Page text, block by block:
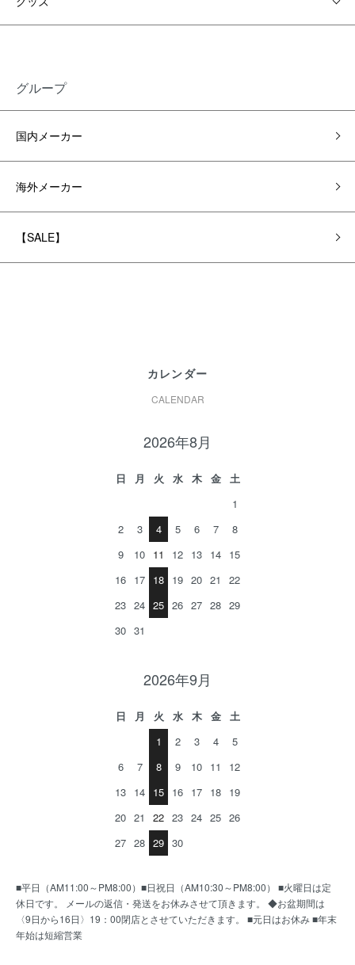
グループ
国内メーカー
海外メーカー
【SALE】
カレンダー
CALENDAR
2026年8月
日 月 火 水 木 金
土
1
2
3 4 5 6 7
8
9
10 11 12 13 14 15
16 17 18 19 20 21
22
23 24 25 26 27 28 29
30 31
2026年9月
日 月 火 水 木 金
土
1
2 3 4
5
6
7 8 9 10 11
12
13 14 15 16 17 18 19
20 21 22 23 24 25 26
27 28 29 30
■平日（AM11:00～PM8:00）■日祝日（AM10:30～PM8:00） ■火曜日は定
休日です。 メールの返信・発送をお休みさせて頂きます。 ◆お盆期間は
〈9日から16日〉19：00閉店とさせていただきます。 ■元日はお休み ■年末
年始は短縮営業